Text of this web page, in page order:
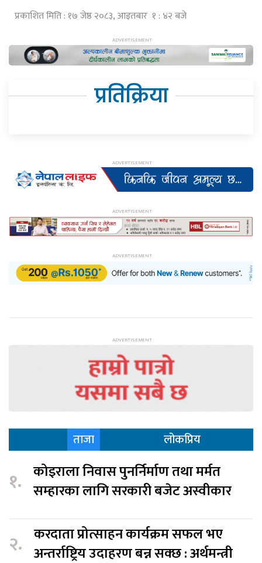
प्रकाशित मिति : १७ जेष्ठ २०८३, आइतबार १ : ४२ बजे
प्रतिक्रिया
ताजा लोकप्रिय
१. कोइराला निवास पुनर्निर्माण तथा मर्मत
सम्हारका लागि सरकारी बजेट अस्वीकार
२. करदाता प्रोत्साहन कार्यक्रम सफल भए
अन्तर्राष्ट्रिय उदाहरण बन्न सक्छ : अर्थमन्त्री